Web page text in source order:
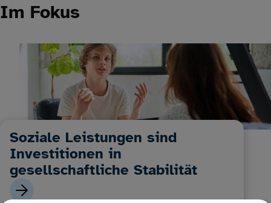
Im Fokus
Soziale Leistungen sind
Investitionen in
gesellschaftliche Stabilität